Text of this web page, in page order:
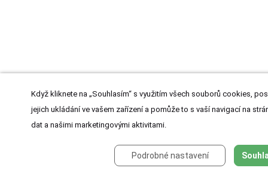
Když kliknete na „Souhlasím“ s využitím všech souborů cookies,
jejich ukládání ve vašem zařízení a pomůže to s vaší navigací na
dat a našimi marketingovými aktivitami.
Podrobné nastavení